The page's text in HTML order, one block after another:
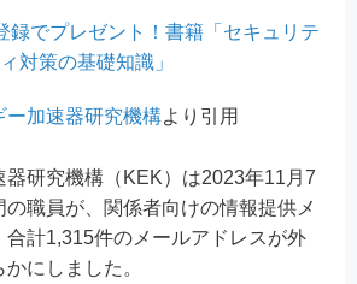
録でプレゼント！書籍「セキュリテ
ィ対策の基礎知識」
ー加速器研究機構より引用
器研究機構（KEK）は2023年11月7
の職員が、関係者向けの情報提供メ
合計1,315件のメールアドレスが外
にしました。